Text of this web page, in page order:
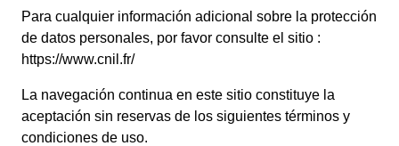
Para cualquier información adicional sobre la protección
de datos personales, por favor consulte el sitio :
https://www.cnil.fr/
La navegación continua en este sitio constituye la
aceptación sin reservas de los siguientes términos y
condiciones de uso.